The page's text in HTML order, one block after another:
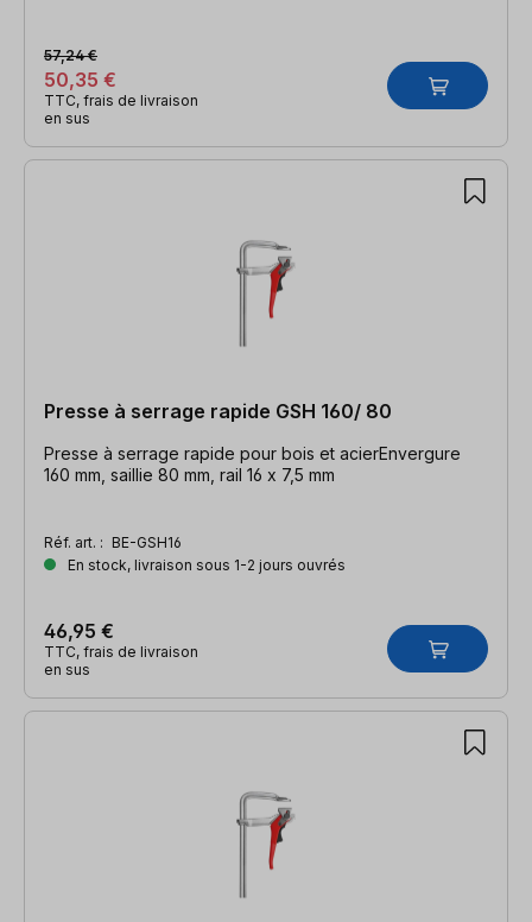
50,35 €
57,24 €
TTC, frais de livraison
en sus
Presse à serrage rapide GSH 160/ 80
Presse à serrage rapide pour bois et acierEnvergure
160 mm, saillie 80 mm, rail 16 x 7,5 mm
Réf. art. : BE-GSH16
En stock, livraison sous 1-2 jours ouvrés
46,95 €
TTC, frais de livraison
en sus